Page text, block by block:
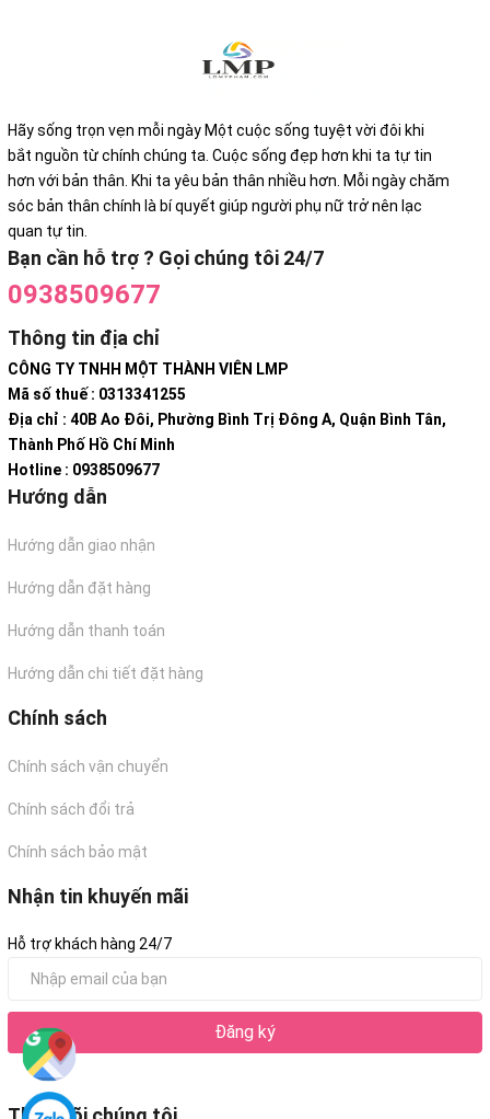
Hãy sống trọn vẹn mỗi ngày Một cuộc sống tuyệt vời đôi khi
bắt nguồn từ chính chúng ta. Cuộc sống đẹp hơn khi ta tự tin
hơn với bản thân. Khi ta yêu bản thân nhiều hơn. Mỗi ngày chăm
sóc bản thân chính là bí quyết giúp người phụ nữ trở nên lạc
quan tự tin.
Bạn cần hỗ trợ ? Gọi chúng tôi 24/7
0938509677
Thông tin địa chỉ
CÔNG TY TNHH MỘT THÀNH VIÊN LMP
Mã số thuế : 0313341255
Địa chỉ : 40B Ao Đôi, Phường Bình Trị Đông A, Quận Bình Tân,
Thành Phố Hồ Chí Minh
Hotline : 0938509677
Hướng dẫn
Hướng dẫn giao nhận
Hướng dẫn đặt hàng
Hướng dẫn thanh toán
Hướng dẫn chi tiết đặt hàng
Chính sách
Chính sách vận chuyển
Chính sách đổi trả
Chính sách bảo mật
Nhận tin khuyến mãi
Hỗ trợ khách hàng 24/7
Đăng ký